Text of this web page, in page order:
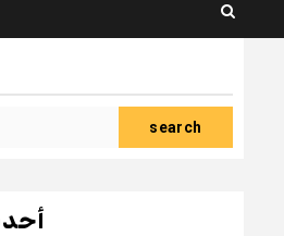
search